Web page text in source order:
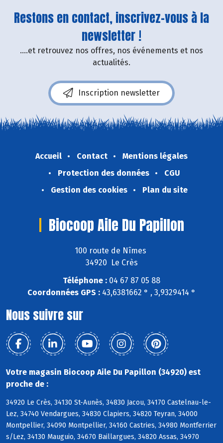
Restons en contact, inscrivez-vous à la
newsletter !
....et retrouvez nos offres, nos événements et nos
actualités.
Inscription newsletter
Accueil Contact
Mentions légales
Protection des données
CGU
Gestion des cookies
Plan du site
Biocoop Aile Du Papillon
100 route de Nîmes
34920 Le Crès
Téléphone : 04 67 87 05 88
Coordonnées GPS : 43,6381662 ° , 3,9329414 °
Nous suivre sur
Votre magasin Biocoop Aile Du Papillon (34920) est
proche de :
34920 Le Crès, 34130 St-Aunès, 34830 Jacou, 34170 Castelnau-le-
Lez, 34740 Vendargues, 34830 Clapiers, 34820 Teyran, 34000
Montpellier, 34090 Montpellier, 34160 Castries, 34980 Montferrier
s/Lez, 34130 Mauguio, 34670 Baillargues, 34820 Assas, 34970